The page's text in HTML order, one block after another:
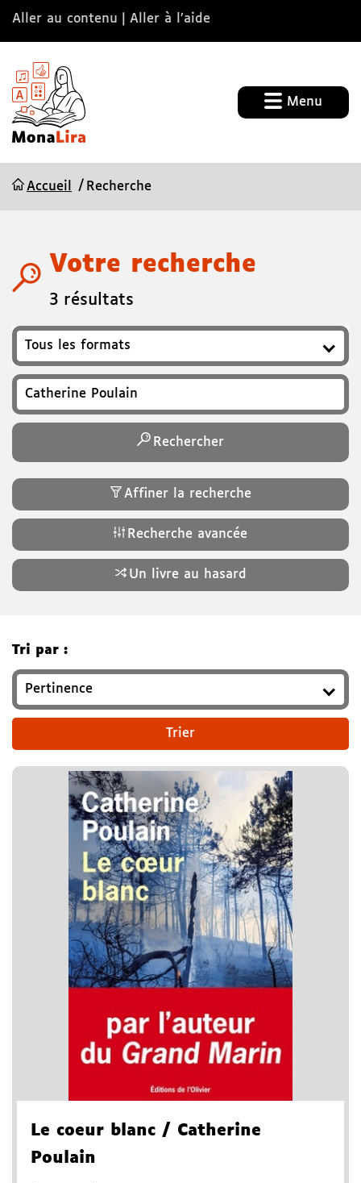
Aller au contenu Aller à l’aide
Menu
Accueil Recherche
Votre recherche
3 résultats
Format
Recherchez un titre, auteur, ISBN, genre…
Rechercher
Affiner la recherche
Recherche avancée
Un livre au hasard
Tri par :
Le coeur blanc / Catherine
Poulain